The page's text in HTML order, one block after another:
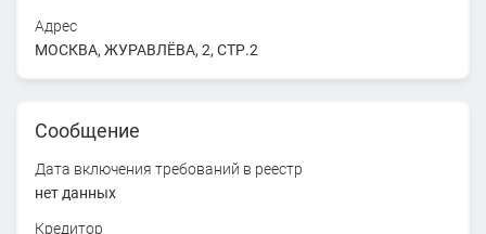
Адрес
МОСКВА, ЖУРАВЛЁВА, 2, СТР.2
Сообщение
Дата включения требований в реестр
нет данных
Кредитор